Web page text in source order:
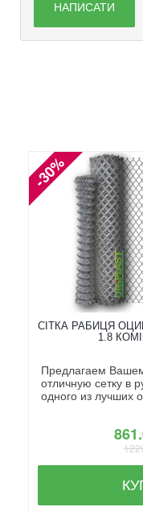
НАПИСАТИ
-30%
СІТКА РАБИЦЯ
1.8
Предлагаем
отличную сетку в
одного из лучших